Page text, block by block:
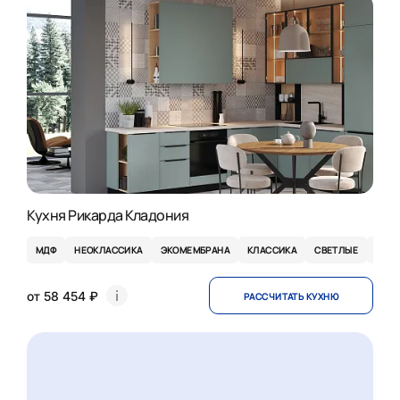
Кухня Рикарда Кладония
МДФ НЕОКЛАССИКА ЭКОМЕМБРАНА КЛАССИКА СВЕТЛЫЕ
от 58 454 ₽ РАССЧИТАТЬ КУХНЮ